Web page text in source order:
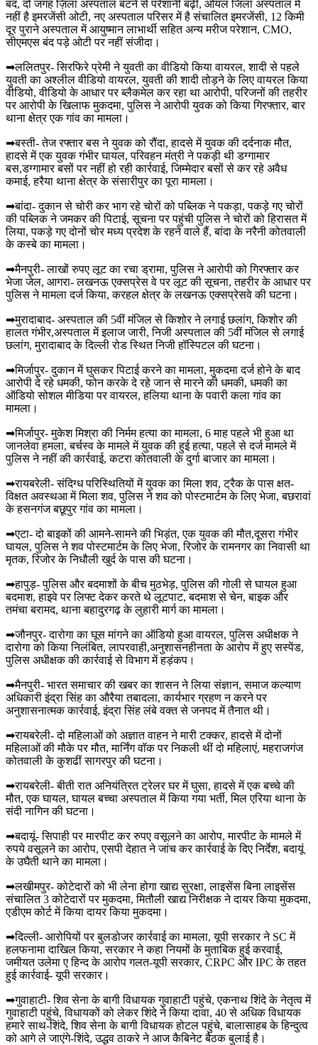
बंद, दो जगह ज़िला अस्पताल बंटने से परेशानी बढ़ी, ओयल जिला अस्पताल में
नहीं है इमरजेंसी ओटी, नए अस्पताल परिसर में है संचालित इमरजेंसी, 12 किमी
दूर पुराने अस्पताल में आयुष्मान लाभार्थी सहित अन्य मरीज परेशान, CMO,
सीएमएस बंद पड़े ओटी पर नहीं संजीदा।
➡ललितपुर- सिरफिरे प्रेमी ने युवती का वीडियो किया वायरल, शादी से पहले
युवती का अश्लील वीडियो वायरल, युवती की शादी तोड़ने के लिए वायरल किया
वीडियो, वीडियो के आधार पर ब्लैकमेल कर रहा था आरोपी, परिजनों की तहरीर
पर आरोपी के खिलाफ मुकदमा, पुलिस ने आरोपी युवक को किया गिरफ्तार, बार
थाना क्षेत्र एक गांव का मामला।
➡बस्ती- तेज रफ्तार बस ने युवक को रौंदा, हादसे में युवक की दर्दनाक मौत,
हादसे में एक युवक गंभीर घायल, परिवहन मंत्री ने पकड़ी थी डग्गामार
बस,डग्गामार बसों पर नहीं हो रही कार्रवाई, जिम्मेदार बसों से कर रहे अवैध
कमाई, हरैया थाना क्षेत्र के संसारीपुर का पूरा मामला।
➡बांदा- दुकान से चोरी कर भाग रहे चोरों को पब्लिक ने पकड़ा, पकड़े गए चोरों
की पब्लिक ने जमकर की पिटाई, सूचना पर पहुंची पुलिस ने चोरों को हिरासत में
लिया, पकड़े गए दोनों चोर मध्य प्रदेश के रहने वाले हैं, बांदा के नरैनी कोतवाली
के कस्बे का मामला।
➡मैनपुरी- लाखों रुपए लूट का रचा ड्रामा, पुलिस ने आरोपी को गिरफ्तार कर
भेजा जेल, आगरा- लखनऊ एक्सप्रेस वे पर लूट की सूचना, तहरीर के आधार पर
पुलिस ने मामला दर्ज किया, करहल क्षेत्र के लखनऊ एक्सप्रेसवे की घटना।
➡मुरादाबाद- अस्पताल की 5वीं मंजिल से किशोर ने लगाई छलांग, किशोर की
हालत गंभीर,अस्पताल में इलाज जारी, निजी अस्पताल की 5वीं मंजिल से लगाई
छलांग, मुरादाबाद के दिल्ली रोड स्थित निजी हॉस्पिटल की घटना।
➡मिर्जापुर- दुकान में घुसकर पिटाई करने का मामला, मुकदमा दर्ज होने के बाद
आरोपी दे रहे धमकी, फोन करके दे रहे जान से मारने की धमकी, धमकी का
ऑडियो सोशल मीडिया पर वायरल, हलिया थाना के पवारी कला गांव का
मामला।
➡मिर्जापुर- मुकेश मिश्रा की निर्मम हत्या का मामला, 6 माह पहले भी हुआ था
जानलेवा हमला, बर्चस्व के मामले में युवक की हुई हत्या, पहले से दर्ज मामले में
पुलिस ने नहीं की कार्रवाई, कटरा कोतवाली के दुर्गा बाजार का मामला।
➡रायबरेली- संदिग्ध परिस्थितियों में युवक का मिला शव, ट्रैक के पास क्षत-
विक्षत अवस्थआ में मिला शव, पुलिस ने शव को पोस्टमार्टम के लिए भेजा, बछरावां
के हसनगंज बछूपुर गांव का मामला।
➡एटा- दो बाइकों की आमने-सामने की भिड़ंत, एक युवक की मौत,दूसरा गंभीर
घायल, पुलिस ने शव पोस्टमार्टम के लिए भेजा, रिजोर के रामनगर का निवासी था
मृतक, रिजोर के निधौली खुर्द के पास की घटना।
➡हापुड़- पुलिस और बदमाशों के बीच मुठभेड़, पुलिस की गोली से घायल हुआ
बदमाश, हाइवे पर लिफ्ट देकर करते थे लूटपाट, बदमाश से चेन, बाइक और
तमंचा बरामद, थाना बहादुरगढ़ के लुहारी मार्ग का मामला।
➡जौनपुर- दारोगा का घूस मांगने का ऑडियो हुआ वायरल, पुलिस अधीक्षक ने
दारोगा को किया निलंबित, लापरवाही,अनुशासनहीनता के आरोप में हुए सस्पेंड,
पुलिस अधीक्षक की कार्रवाई से विभाग में हड़ंकप।
➡मैनपुरी- भारत समाचार की खबर का शासन ने लिया संज्ञान, समाज कल्याण
अधिकारी इंद्रा सिंह का औरैया तबादला, कार्यभार ग्रहण न करने पर
अनुशासनात्मक कार्रवाई, इंद्रा सिंह लंबे वक्त से जनपद में तैनात थी।
➡रायबरेली- दो महिलाओं को अज्ञात वाहन ने मारी टक्कर, हादसे में दोनों
महिलाओं की मौके पर मौत, मार्निंग वॉक पर निकली थीं दो महिलाएं, महराजगंज
कोतवाली के कुशढीं सागरपुर की घटना।
➡रायबरेली- बीती रात अनियंत्रित ट्रेलर घर में घुसा, हादसे में एक बच्चे की
मौत, एक घायल, घायल बच्चा अस्पताल में किया गया भर्ती, मिल एरिया थाना के
संदी नागिन की घटना।
➡बदायूं- सिपाही पर मारपीट कर रुपए वसूलने का आरोप, मारपीट के मामले में
रुपये वसूलने का आरोप, एसपी देहात ने जांच कर कार्रवाई के दिए निर्देश, बदायूं
के उघैती थाने का मामला।
➡लखीमपुर- कोटेदारों को भी लेना होगा खाद्य सुरक्षा, लाइसेंस बिना लाइसेंस
संचालित 3 कोटेदारों पर मुकदमा, मितौली खाद्य निरीक्षक ने दायर किया मुकदमा,
एडीएम कोर्ट में किया दायर किया मुकदमा।
➡दिल्ली- आरोपियों पर बुलडोजर कार्रवाई का मामला, यूपी सरकार ने SC में
हलफनामा दाखिल किया, सरकार ने कहा नियमों के मुताबिक हुई करवाई,
जमीयत उलेमा ए हिन्द के आरोप गलत-यूपी सरकार, CRPC और IPC के तहत
हुई कार्रवाई- यूपी सरकार।
➡गुवाहाटी- शिव सेना के बागी विधायक गुवाहाटी पहुंचे, एकनाथ शिंदे के नेतृत्व में
गुवाहाटी पहुंचे, विधायकों को लेकर शिंदे ने किया दावा, 40 से अधिक विधायक
हमारे साथ-शिंदे, शिव सेना के बागी विधायक होटल पहुंचे, बालासाहब के हिन्दुत्व
को आगे ले जाएंगे-शिंदे, उद्धव ठाकरे ने आज कैबिनेट बैठक बुलाई है।